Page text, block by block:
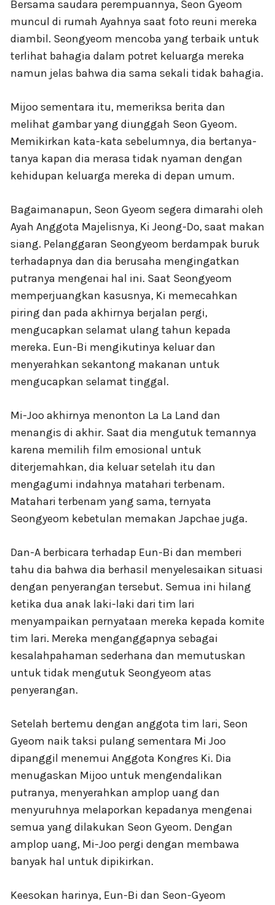
Bersama saudara perempuannya, Seon Gyeom
muncul di rumah Ayahnya saat foto reuni mereka
diambil. Seongyeom mencoba yang terbaik untuk
terlihat bahagia dalam potret keluarga mereka
namun jelas bahwa dia sama sekali tidak bahagia.
Mijoo sementara itu, memeriksa berita dan
melihat gambar yang diunggah Seon Gyeom.
Memikirkan kata-kata sebelumnya, dia bertanya-
tanya kapan dia merasa tidak nyaman dengan
kehidupan keluarga mereka di depan umum.
Bagaimanapun, Seon Gyeom segera dimarahi oleh
Ayah Anggota Majelisnya, Ki Jeong-Do, saat makan
siang. Pelanggaran Seongyeom berdampak buruk
terhadapnya dan dia berusaha mengingatkan
putranya mengenai hal ini. Saat Seongyeom
memperjuangkan kasusnya, Ki memecahkan
piring dan pada akhirnya berjalan pergi,
mengucapkan selamat ulang tahun kepada
mereka. Eun-Bi mengikutinya keluar dan
menyerahkan sekantong makanan untuk
mengucapkan selamat tinggal.
Mi-Joo akhirnya menonton La La Land dan
menangis di akhir. Saat dia mengutuk temannya
karena memilih film emosional untuk
diterjemahkan, dia keluar setelah itu dan
mengagumi indahnya matahari terbenam.
Matahari terbenam yang sama, ternyata
Seongyeom kebetulan memakan Japchae juga.
Dan-A berbicara terhadap Eun-Bi dan memberi
tahu dia bahwa dia berhasil menyelesaikan situasi
dengan penyerangan tersebut. Semua ini hilang
ketika dua anak laki-laki dari tim lari
menyampaikan pernyataan mereka kepada komite
tim lari. Mereka menganggapnya sebagai
kesalahpahaman sederhana dan memutuskan
untuk tidak mengutuk Seongyeom atas
penyerangan.
Setelah bertemu dengan anggota tim lari, Seon
Gyeom naik taksi pulang sementara Mi Joo
dipanggil menemui Anggota Kongres Ki. Dia
menugaskan Mijoo untuk mengendalikan
putranya, menyerahkan amplop uang dan
menyuruhnya melaporkan kepadanya mengenai
semua yang dilakukan Seon Gyeom. Dengan
amplop uang, Mi-Joo pergi dengan membawa
banyak hal untuk dipikirkan.
Keesokan harinya, Eun-Bi dan Seon-Gyeom